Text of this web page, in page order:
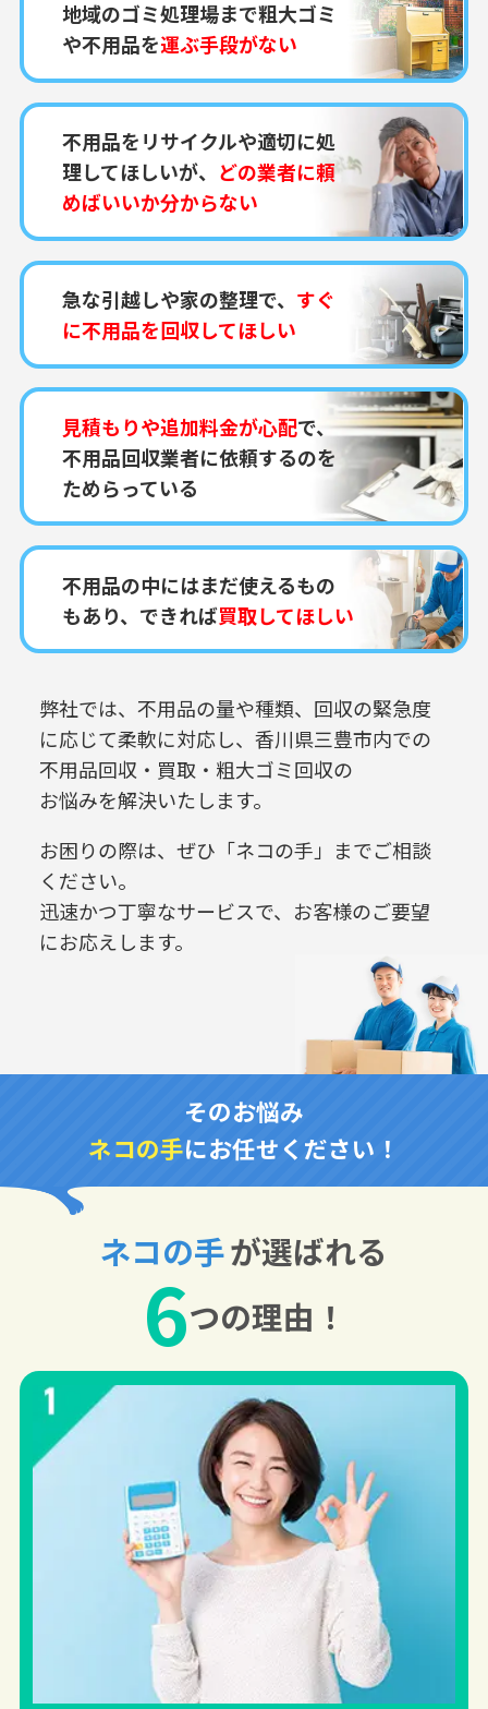
地域のゴミ処理場まで粗大ゴミ
や不用品を運ぶ手段がない
不用品をリサイクルや適切に処
理してほしいが、 どの業者に頼
めばいいか分からない
急な引越しや家の整理で、 すぐ
に不用品を回収してほしい
見積もりや追加料金が心配で、
不用品回収業者に依頼するのを
ためらっている
不用品の中にはまだ使えるもの
もあり、できれば買取してほしい
弊社では、不用品の量や種類、回収の緊急度
に応じて柔軟に対応し、 香川県三豊市内での
不用品回収・買取・粗大ゴミ回収の
お悩みを解決いたします。
お困りの際は、ぜひ「ネコの手」までご相談
ください。
迅速かつ丁寧なサービスで、お客様のご要望
にお応えします。
そのお悩み
ネコの手にお任せください！
ネコの手が選ばれる
6つの理由！